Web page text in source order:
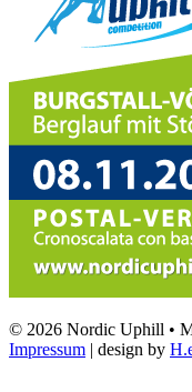
© 2026 Nordic Uphill •
Impressum | design by